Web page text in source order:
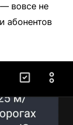
вовсе не
абонентов